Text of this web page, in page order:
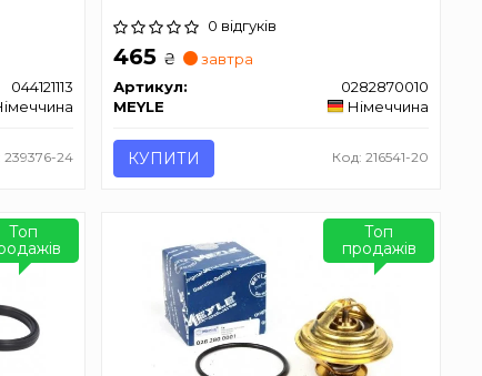
044121113
239376-24
0 відгуків
465 ₴
завтра
Артикул:
0282870010
MEYLE
Німеччина
КУПИТИ Код: 216541-20
Топ
Топ
продажів